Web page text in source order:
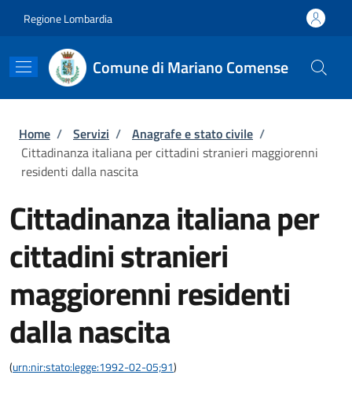
Regione Lombardia
Comune di Mariano Comense
Briciole di pane
Home / Servizi / Anagrafe e stato civile /
Cittadinanza italiana per cittadini stranieri maggiorenni
residenti dalla nascita
Cittadinanza italiana per
cittadini stranieri
maggiorenni residenti
dalla nascita
(urn:nir:stato:legge:1992-02-05;91)